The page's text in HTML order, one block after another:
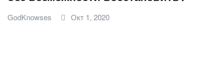
GodKnowses Окт 1, 2020